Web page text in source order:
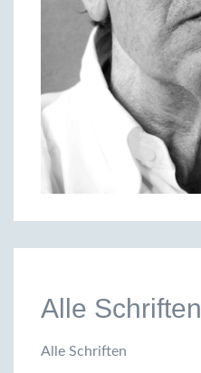
Alle Schriften
Alle Schriften